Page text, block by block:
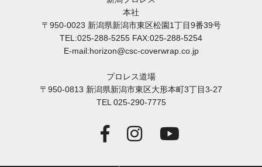
本社
〒950-0023 新潟県新潟市東区松園1丁目9番39号
TEL:025-288-5255 FAX:025-288-5254
E-mail:horizon@csc-coverwrap.co.jp
プロレス道場
〒950-0813 新潟県新潟市東区大形本町3丁目3-27
TEL 025-290-7775